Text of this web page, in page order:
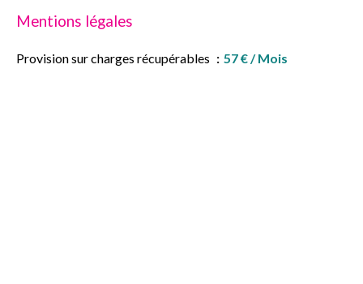
Mentions légales
Provision sur charges récupérables 57 € / Mois